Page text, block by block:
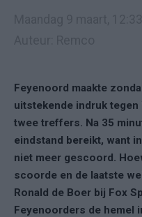
Feyenoord maakte
uitstekende indruk tegen
twee treffers. Na 35
eindstand bereikt, want
niet meer gescoord.
scoorde en de laatste
Ronald de Boer bij Fox
Feyenoorders de hemel